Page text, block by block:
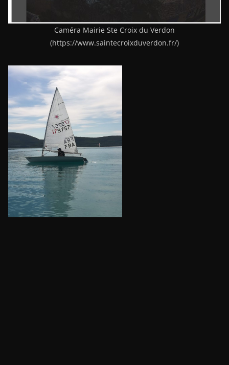
Caméra Mairie Ste Croix du Verdon
(https://www.saintecroixduverdon.fr/)